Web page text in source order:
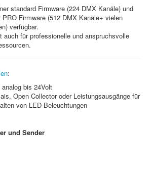
standard Firmware (224 DMX Kanäle) und
Firmware (512 DMX Kanäle+ vielen
verfügbar.
auch für professionelle und anspruchsvolle
:
bis 24Volt
Open Collector oder Leistungsausgänge für
von LED-Beleuchtungen
und Sender